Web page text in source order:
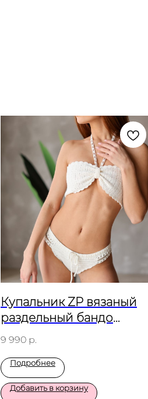
Купальник ZP вязаный
раздельный бандо
Молочный
9 990 р.
Подробнее
Добавить в корзину